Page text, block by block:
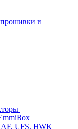
и
UFS, HWK